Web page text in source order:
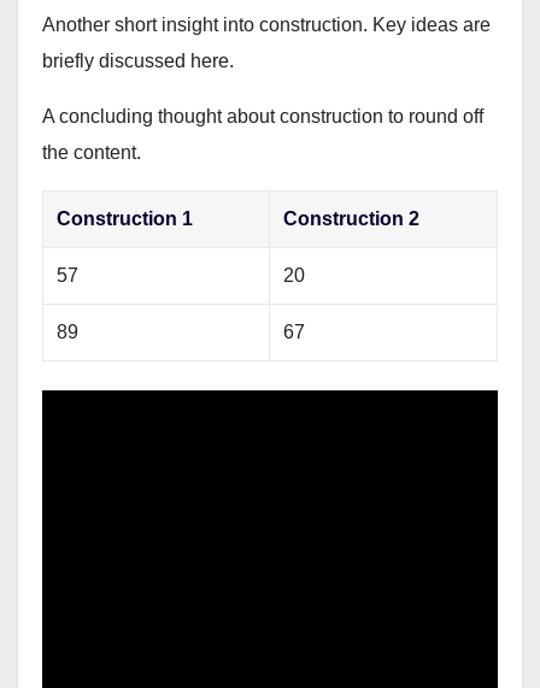
Another short insight into construction. Key ideas are
briefly discussed here.
A concluding thought about construction to round off
the content.
Construction 1 Construction 2
57 20
89 67